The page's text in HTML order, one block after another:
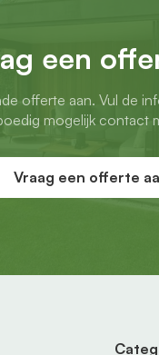
een
offerte aan. Vul de
mogelijk contact
Vraag een offerte